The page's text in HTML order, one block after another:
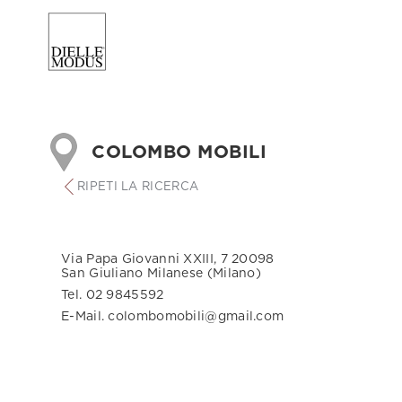
COLOMBO MOBILI
RIPETI LA RICERCA
Via Papa Giovanni XXIII, 7 20098
San Giuliano Milanese (Milano)
Tel. 02 9845592
E-Mail. colombomobili@gmail.com